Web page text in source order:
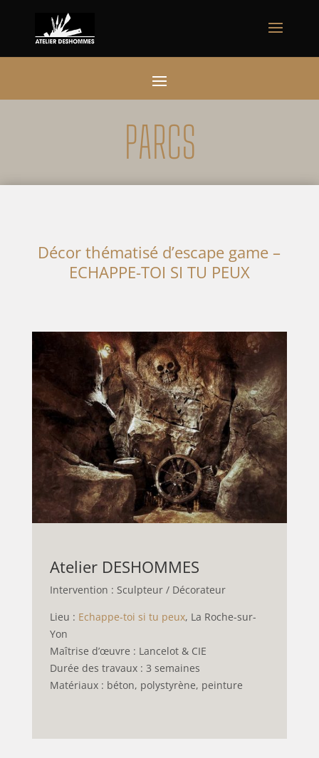
PARCS
Décor thématisé d’escape game –
ECHAPPE-TOI SI TU PEUX
Atelier DESHOMMES
Intervention : Sculpteur / Décorateur
Lieu : Echappe-toi si tu peux, La Roche-sur-
Yon
Maîtrise d’œuvre : Lancelot & CIE
Durée des travaux : 3 semaines
Matériaux : béton, polystyrène, peinture